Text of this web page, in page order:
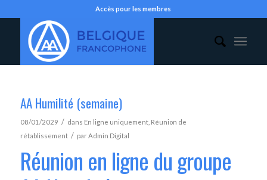
Accès pour les membres
AA Humilité (semaine)
08/01/2029 / dans En ligne uniquement, Réunion de
rétablissement / parAdmin Digital
Réunion en ligne du groupe